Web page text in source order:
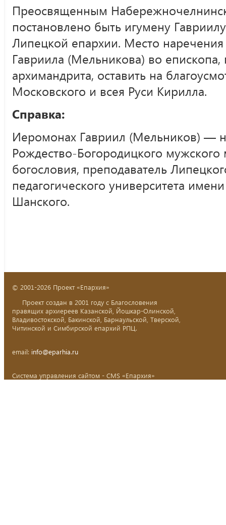
Преосвященным
постановлено быть игумену
Липецкой епархии. Место
Гавриила (Мельникова) во
архимандрита, оставить на
Московского и всея Руси Кирилла.
Справка:
Иеромонах Гавриил (Мельников) —
Рождество-Богородицкого мужского
богословия, преподаватель
педагогического университета
Шанского.
© 2001-2026 Проект «Епархия»
Проект создан в 2001 году с Благословения
правящих архиереев Казанской, Йошкар-Олинской,
Владивостокской, Бакинской, Барнаульской, Тверской,
Читинской и Симбирской епархий РПЦ.
email: info@eparhia.ru
Система управления сайтом - CMS «Епархия»